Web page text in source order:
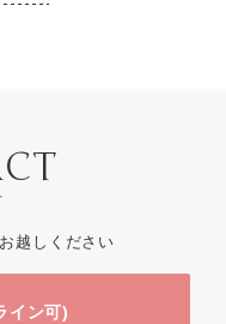
越しください
イン可)